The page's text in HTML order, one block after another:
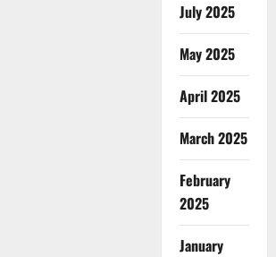
July 2025
May 2025
April 2025
March 2025
February
2025
January